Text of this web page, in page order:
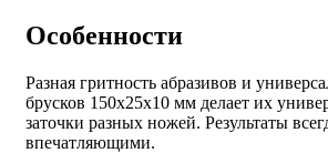
Особенности
Разная гритность абразивов и
брусков 150х25х10 мм делает их
заточки разных ножей. Результаты
впечатляющими.